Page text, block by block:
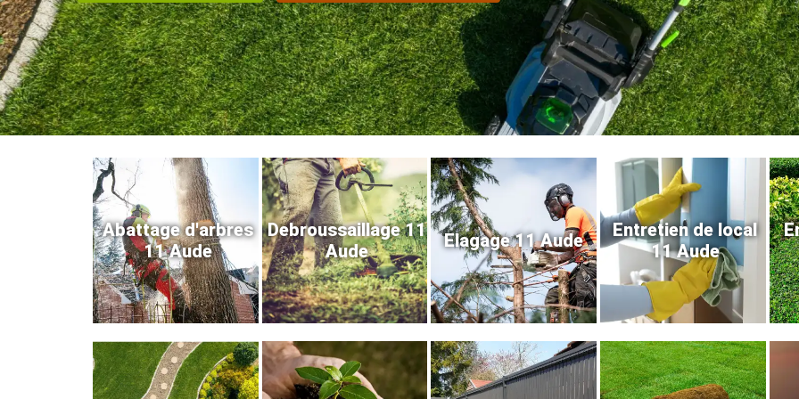
Abattage d'arbres
11 Aude
Debroussaillage 11
Aude
Elagage 11 Aude
Entretien de local
11 Aude